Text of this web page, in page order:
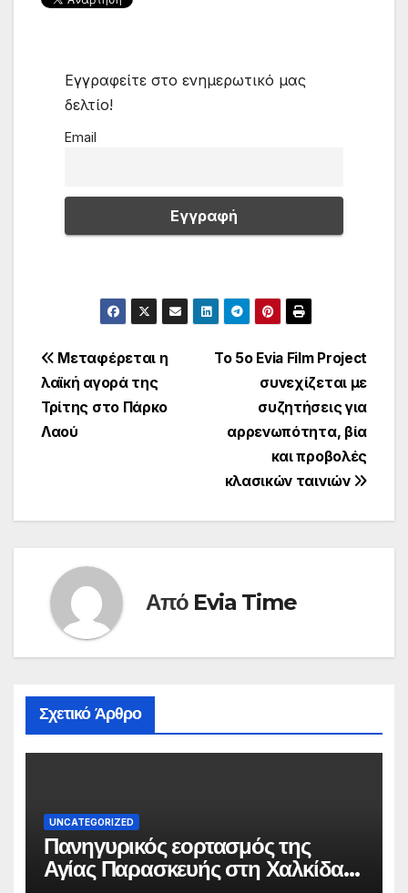
Εγγραφείτε στο ενημερωτικό μας
δελτίο!
Email
Πλοήγηση
άρθρων
Το 5ο Evia Film Project
συνεχίζεται με
συζητήσεις για
αρρενωπότητα, βία
και προβολές
κλασικών ταινιών
Μεταφέρεται η
λαϊκή αγορά της
Τρίτης στο Πάρκο
Λαού
Από Evia Time
Σχετικό Άρθρο
UNCATEGORIZED
Πανηγυρικός εορτασμός της
Αγίας Παρασκευής στη Χαλκίδα